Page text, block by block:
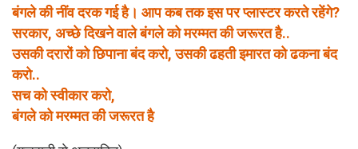
बंगले की नींव दरक गई है। आप कब तक इस पर प्लास्टर करते रहेंगे?
सरकार, अच्छे दिखने वाले बंगले को मरम्मत की जरूरत है..
उसकी दरारों को छिपाना बंद करो, उसकी ढहती इमारत को ढकना बंद
करो..
सच को स्वीकार करो,
बंगले को मरम्मत की जरूरत है